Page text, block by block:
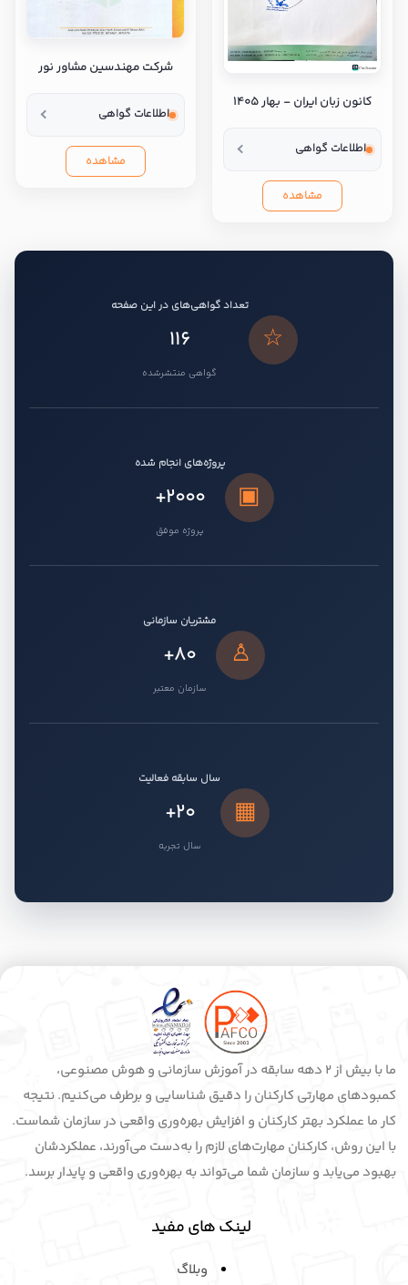
کانون زبان ایران - بهار ۱۴۰۵
اطلاعات گواهی
مشاهده
شرکت مهندسین مشاور نور
اطلاعات گواهی
مشاهده
☆
تعداد گواهی‌های در این صفحه
116
گواهی منتشرشده
▣
پروژه‌های انجام شده
+2000
پروژه موفق
♙
مشتریان سازمانی
+80
سازمان معتبر
▦
سال سابقه فعالیت
+20
سال تجربه
ما با بیش از 2 دهه سابقه در آموزش سازمانی و هوش مصنوعی،
کمبودهای مهارتی کارکنان را دقیق شناسایی و برطرف می‌کنیم. نتیجه
کار ما عملکرد بهتر کارکنان و افزایش بهره‌وری واقعی در سازمان شماست.
با این روش، کارکنان مهارت‌های لازم را به‌دست می‌آورند، عملکردشان
بهبود می‌یابد و سازمان شما می‌تواند به بهره‌وری واقعی و پایدار برسد.
لینک های مفید
وبلاگ